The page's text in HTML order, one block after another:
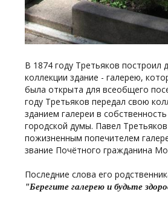
В 1874 году Третьяков построил
коллекции здание - галерею,
была открыта для всеобщего
году Третьяков передал свою
зданием галереи в
городской думы. Павел
пожизненным попечителем
звание Почётного гражданина
Последние слова его
"Берегите галерею и будьте